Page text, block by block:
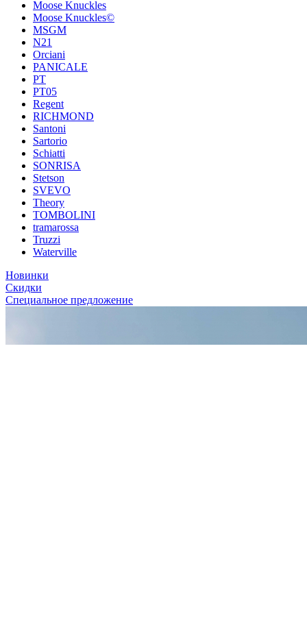
Moose Knuckles
Moose Knuckles©️
MSGM
N21
Orciani
PANICALE
PT
PT05
Regent
RICHMOND
Santoni
Sartorio
Schiatti
SONRISA
Stetson
SVEVO
Theory
TOMBOLINI
tramarossa
Truzzi
Waterville
Новинки
Скидки
Специальное предложение